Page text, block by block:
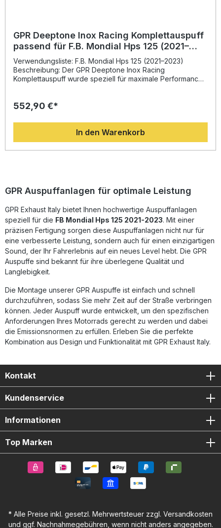
GPR Deeptone Inox Racing Komplettauspuff
passend für F.B. Mondial Hps 125 (2021–
2023)
Verwendungsliste: F.B. Mondial Hps 125 (2021–2023)
Beschreibung: Der GPR Deeptone Inox Racing
Komplettauspuff wurde speziell für maximale Performance
spürbare Steigerung von Drehmoment und Leistung im
Edelstahlkonstruktion wird das Gesamtgewicht Ihres
Motorrads reduziert, was ein agileres und dynamischeres
Fahrverhalten ermöglicht. Der sportlich tiefe Sound macht
jede Fahrt zum Erlebnis, ohne auf Qualität zu verzichten.
Zuverlässigkeit, Langlebigkeit und präziser Passform. Die
Montage erfolgt per Plug-and-Play-System – für ein
optimale Ergebnisse empfiehlt sich die Installation durch
eine Fachwerkstatt. Racing Edelstahlanlage mit sportlichem
Deeptone-Sound Deutliche Steigerung von Leistung und
Drehmoment Gewichtsersparnis im Vergleich zur
Serienanlage Hergestellt in Italien mit DIN-zertifizierter
Qualität Plug-and-Play-Montage – einfache Installation
Lieferumfang: GPR Deeptone Inox Racing Komplettauspuff
552,90 €*
In den Warenkorb
GPR Auspuffanlagen für optimale Leistung
GPR Exhaust Italy bietet Ihnen hochwertige Auspuffanlagen
speziell für die FB Mondial Hps 125 2021-2023. Mit einer
präzisen Fertigung sorgen diese Auspuffanlagen nicht nur für
eine verbesserte Leistung, sondern auch für einen einzigartigen
Sound, der Ihr Fahrerlebnis auf ein neues Level hebt. Die GPR
Auspuffe sind bekannt für ihre überlegene Qualität und
Langlebigkeit.
Die Montage unserer GPR Auspuffe ist einfach und schnell
durchzuführen, sodass Sie mehr Zeit auf der Straße verbringen
können. Jeder Auspuff wurde entwickelt, um den spezifischen
Anforderungen Ihres Motorrads gerecht zu werden und dabei
die Emissionsnormen zu erfüllen. Erleben Sie die perfekte
Kombination aus Design und Funktionalität mit GPR Exhaust Italy.
Kontakt
Kundenservice
Informationen
Top Marken
* Alle Preise inkl. gesetzl. Mehrwertsteuer zzgl. Versandkosten
und ggf. Nachnahmegebühren, wenn nicht anders angegeben.